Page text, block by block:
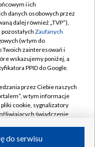
i ich
danych osobowych przez
dalej również „TVP”),
pozostałych Zaufanych
(w tym do
Twoich zainteresowań i
wskazujemy poniżej, a
PPID do Google.
przez Ciebie naszych
w tym informacje
cookie, sygnalizatory
świadczenie
do serwisu